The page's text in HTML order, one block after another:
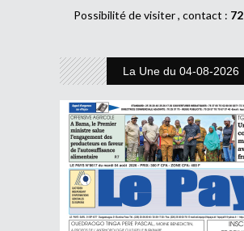
Possibilité de visiter , contact :
La Une du 04-08-2026